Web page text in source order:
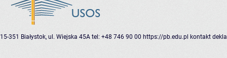
15-351 Białystok, ul. Wiejska 45A tel: +48 746 90 00 https://pb.edu.pl kontakt